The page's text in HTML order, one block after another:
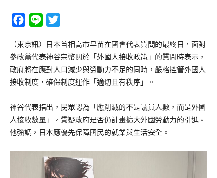
Facebook
Line
（東京訊）日本首相高市早苗在國會代表質問的最終日，面對
參政黨代表神谷宗幣關於「外國人接收政策」的質問時表示，
政府將在應對人口減少與勞動力不足的同時，嚴格控管外國人
接收制度，確保制度運作「適切且有秩序」。
神谷代表指出，民眾認為「應削減的不是議員人數，而是外國
人接收數量」，質疑政府是否仍計畫擴大外國勞動力的引進。
他強調，日本應優先保障國民的就業與生活安全。